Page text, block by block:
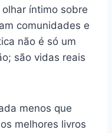
íntimo sobre
comunidades e
não é só um
são vidas reais
menos que
melhores livros